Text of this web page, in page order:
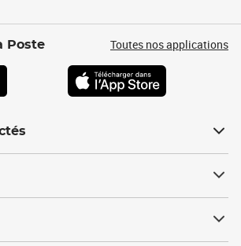
Poste Toutes nos applications